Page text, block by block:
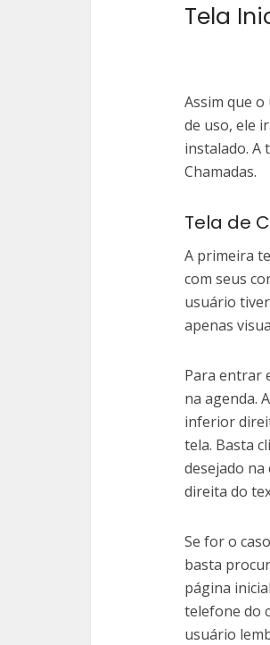
Tela
Assim que
de uso, ele
instalado. A
Chamadas.
Tela de
A primeira
com seus
usuário
apenas
Para entrar
na agenda.
inferior
tela. Basta
desejado na
direita do
Se for o
basta
página
telefone do
usuário